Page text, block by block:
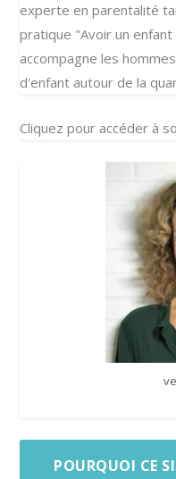
experte en parentalité
pratique "Avoir un
accompagne les
d'enfant autour de la
Cliquez pour accéder à
POURQUOI CE